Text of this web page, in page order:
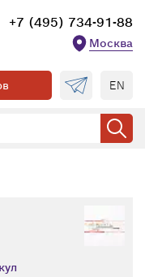
+7 (495) 734-91-88
Москва
EN